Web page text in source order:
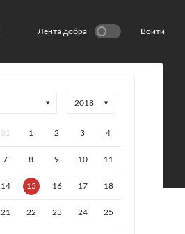
Лента добра Войти
31 1 2 3 4
7 8 9 10 11
14 15 16 17 18
21 22 23 24 25